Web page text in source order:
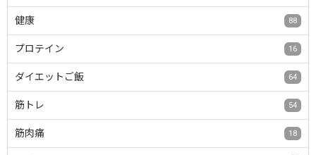
健康 88
プロテイン 16
ダイエットご飯 64
筋トレ 54
筋肉痛 18